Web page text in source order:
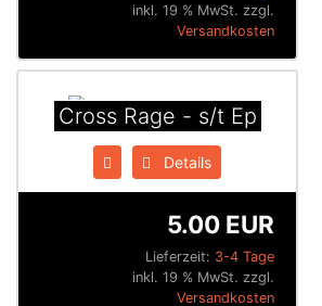
inkl. 19 % MwSt. zzgl.
Versandkosten
Cross Rage - s/t Ep
Details
Lieferzeit: 3-4 Tage
5.00 EUR
inkl. 19 % MwSt. zzgl.
Versandkosten